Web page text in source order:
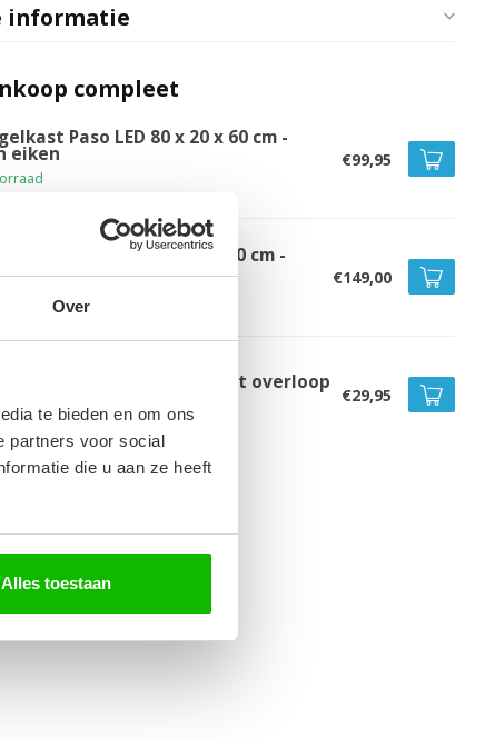
Over
te bieden en om ons
partners voor social
die u aan ze heeft
Alles toestaan
informatie
compleet
Paso LED 80 x 20 x 60 cm -
eiken €99,95
Paso 35 x 35 x 160 cm -
eiken €149,00
groot - chroom - met overloop
€29,95